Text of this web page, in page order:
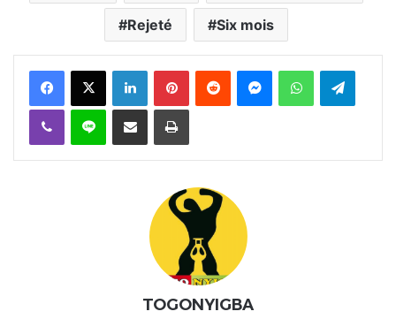
Rejeté Six mois
FacebookX Linkedin PinterestReddit MessengerWhatsAppTelegram
Viber Ligne Partager par email Imprimer
TOGONYIGBA